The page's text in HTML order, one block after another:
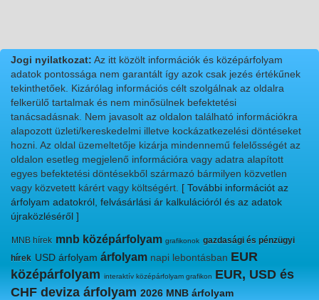
Jogi nyilatkozat: Az itt közölt információk és középárfolyam
adatok pontossága nem garantált így azok csak jezés értékűnek
tekinthetőek. Kizárólag információs célt szolgálnak az oldalra
felkerülő tartalmak és nem minősülnek befektetési
tanácsadásnak. Nem javasolt az oldalon található információkra
alapozott üzleti/kereskedelmi illetve kockázatkezelési döntéseket
hozni. Az oldal üzemeltetője kizárja mindennemű felelősségét az
oldalon esetleg megjelenő információra vagy adatra alapított
egyes befektetési döntésekből származó bármilyen közvetlen
vagy közvetett kárért vagy költségért. [ További információt az
árfolyam adatokról, felvásárlási ár kalkulációról és az adatok
újraközléséről ]
MNB hírek mnb középárfolyam grafikonok gazdasági és pénzügyi
hírek USD árfolyam árfolyam napi lebontásban EUR
középárfolyam interaktív középárfolyam grafikon EUR, USD és
CHF deviza árfolyam 2026 MNB árfolyam